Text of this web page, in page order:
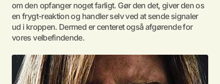
om den opfanger noget farligt. Gør den det, giver den os
en frygt-reaktion og handler selv ved at sende signaler
ud i kroppen. Dermed er centeret også afgørende for
vores velbefindende.